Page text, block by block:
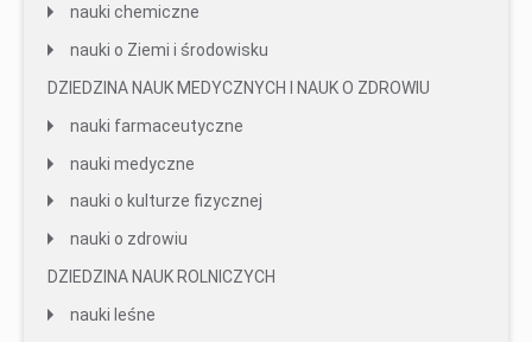
nauki chemiczne
nauki o Ziemi i środowisku
DZIEDZINA NAUK MEDYCZNYCH I NAUK O ZDROWIU
nauki farmaceutyczne
nauki medyczne
nauki o kulturze fizycznej
nauki o zdrowiu
DZIEDZINA NAUK ROLNICZYCH
nauki leśne